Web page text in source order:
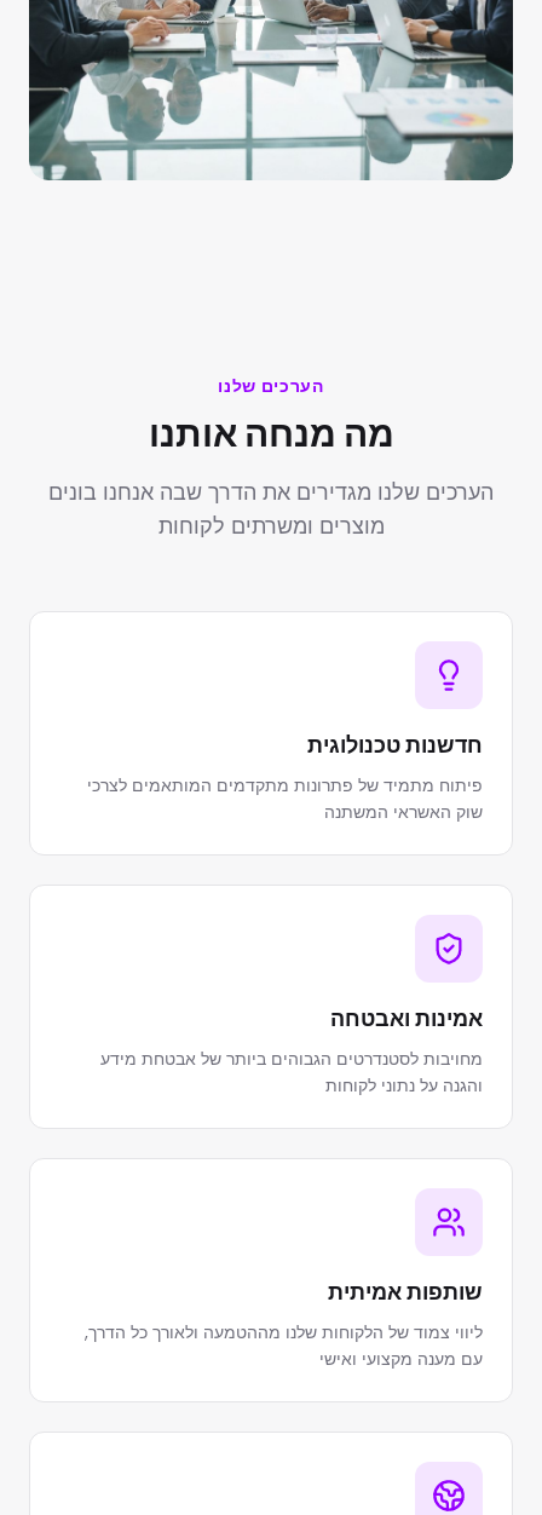
הערכים שלנו
מה מנחה אותנו
הערכים שלנו מגדירים את הדרך שבה אנחנו בונים
מוצרים ומשרתים לקוחות
חדשנות טכנולוגית
פיתוח מתמיד של פתרונות מתקדמים המותאמים לצרכי
שוק האשראי המשתנה
אמינות ואבטחה
מחויבות לסטנדרטים הגבוהים ביותר של אבטחת מידע
והגנה על נתוני לקוחות
שותפות אמיתית
ליווי צמוד של הלקוחות שלנו מההטמעה ולאורך כל הדרך,
עם מענה מקצועי ואישי